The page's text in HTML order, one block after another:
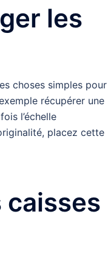
les
choses simples pour
récupérer une
l’échelle
placez cette
caisses